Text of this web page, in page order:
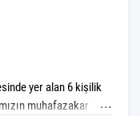
yer alan 6 kişilik
muhafazakar